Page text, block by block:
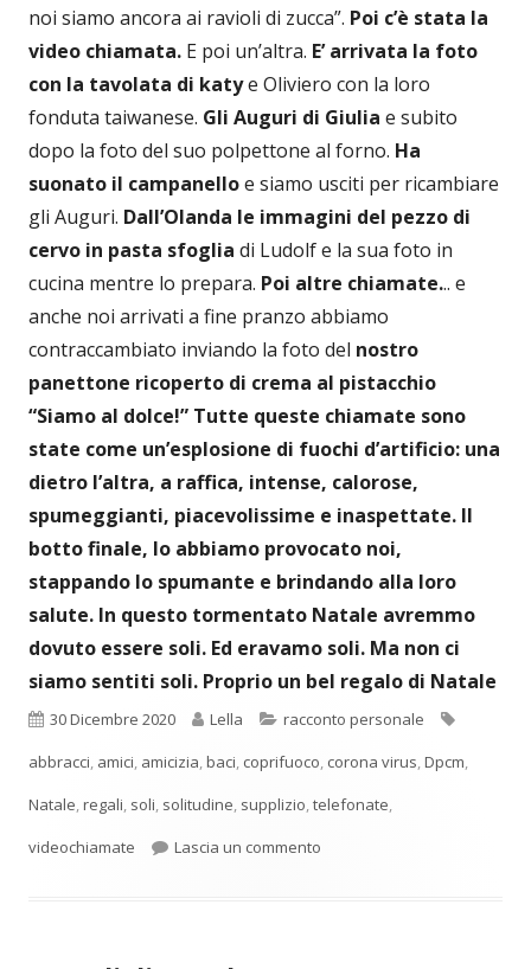
noi siamo ancora ai ravioli di zucca”. Poi c’è stata la
video chiamata. E poi un’altra. E’ arrivata la foto
con la tavolata di katye Oliviero con la loro
fonduta taiwanese. Gli Auguri di Giulia e subito
dopo la foto del suo polpettone al forno. Ha
suonato il campanelloe siamo usciti per ricambiare
gli Auguri. Dall’Olanda le immagini del pezzo di
cervo in pasta sfoglia di Ludolf e la sua foto in
cucina mentre lo prepara. Poi altre chiamate... e
anche noi arrivati a fine pranzo abbiamo
contraccambiato inviando la foto del nostro
panettone ricoperto di crema al pistacchio
“Siamo al dolce!” Tutte queste chiamate sono
state come un’esplosione di fuochi d’artificio: una
dietro l’altra, a raffica, intense, calorose,
spumeggianti, piacevolissime e inaspettate. Il
botto finale, lo abbiamo provocato noi,
stappando lo spumante e brindando alla loro
salute. In questo tormentato Natale avremmo
dovuto essere soli. Ed eravamo soli. Ma non ci
siamo sentiti soli. Proprio un bel regalo di Natale
Pubblicato
30 Dicembre 2020 Autore
Lella Categorie
racconto personale
abbracci, amici, amicizia,baci, coprifuoco, corona virus,Dpcm,
Natale,regali, soli, solitudine, supplizio,telefonate,
videochiamate
Lascia un commento